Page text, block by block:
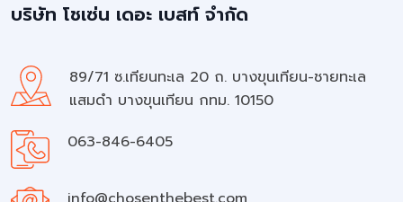
บริษัท โชเซ่น เดอะ เบสท์ จำกัด
89/71 ซ.เทียนทะเล 20 ถ. บางขุนเทียน-ชายทะเล
แสมดำ บางขุนเทียน กทม. 10150
063-846-6405